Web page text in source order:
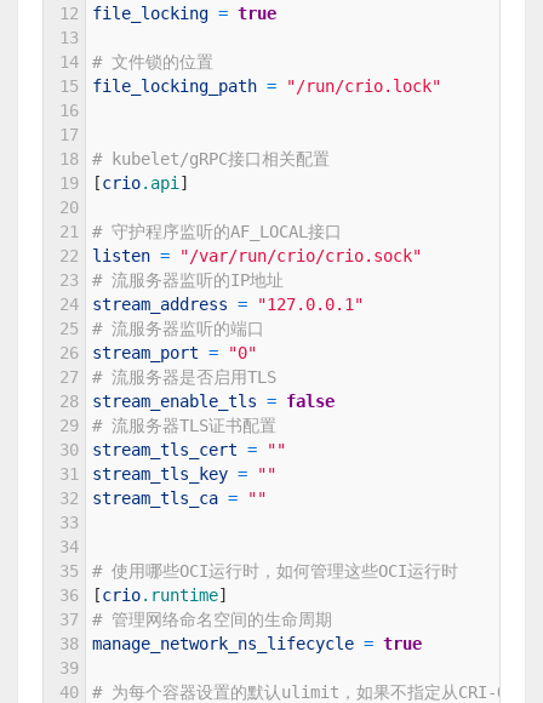
12
13
14
15
16
17
18
19
20
21
22
23
24
25
26
27
28
29
30
31
32
33
34
35
36
37
38
39
40
file_locking = true
# 文件锁的位置
file_locking_path = "/run/crio.lock"
# kubelet/gRPC接口相关配置
[crio.api ]
# 守护程序监听的AF_LOCAL接口
listen =
"/var/run/crio/crio.sock"
# 流服务器监听的IP地址
stream_address =
"127.0.0.1"
# 流服务器监听的端口
stream_port =
"0"
# 流服务器是否启用TLS
stream_enable_tls = false
# 流服务器TLS证书配置
stream_tls_cert =
""
stream_tls_key =
""
stream_tls_ca = ""
# 使用哪些OCI运行时，如何管理这些OCI运行时
[crio.runtime]
# 管理网络命名空间的生命周期
manage_network_ns_lifecycle = true
# 为每个容器设置的默认ulimit，如果不指定从CRI-O守护